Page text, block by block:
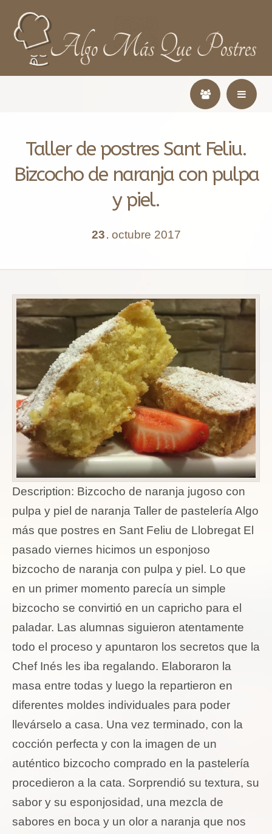
Taller de postres Sant Feliu.
Bizcocho de naranja con pulpa
y piel.
23 . octubre 2017
Description: Bizcocho de naranja jugoso con
pulpa y piel de naranja Taller de pastelería Algo
más que postres en Sant Feliu de Llobregat El
pasado viernes hicimos un esponjoso
bizcocho de naranja con pulpa y piel. Lo que
en un primer momento parecía un simple
bizcocho se convirtió en un capricho para el
paladar. Las alumnas siguieron atentamente
todo el proceso y apuntaron los secretos que la
Chef Inés les iba regalando. Elaboraron la
masa entre todas y luego la repartieron en
diferentes moldes individuales para poder
llevárselo a casa. Una vez terminado, con la
cocción perfecta y con la imagen de un
auténtico bizcocho comprado en la pastelería
procedieron a la cata. Sorprendió su textura, su
sabor y su esponjosidad, una mezcla de
sabores en boca y un olor a naranja que nos